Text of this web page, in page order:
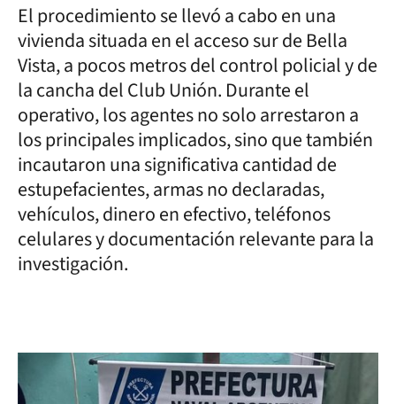
El procedimiento se llevó a cabo en una
vivienda situada en el acceso sur de Bella
Vista, a pocos metros del control policial y de
la cancha del Club Unión. Durante el
operativo, los agentes no solo arrestaron a
los principales implicados, sino que también
incautaron una significativa cantidad de
estupefacientes, armas no declaradas,
vehículos, dinero en efectivo, teléfonos
celulares y documentación relevante para la
investigación.